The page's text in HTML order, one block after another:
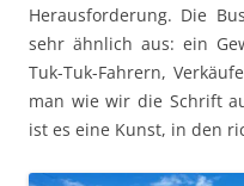
Herausforderung. Die
sehr ähnlich aus: ein
Tuk-Tuk-Fahrern,
man wie wir die Schrift
ist es eine Kunst, in den